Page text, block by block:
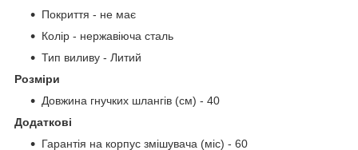
Покриття - не має
Колір - нержавіюча сталь
Тип виливу - Литий
Розміри
Довжина гнучких шлангів (см) - 40
Додаткові
Гарантія на корпус змішувача (міс) - 60